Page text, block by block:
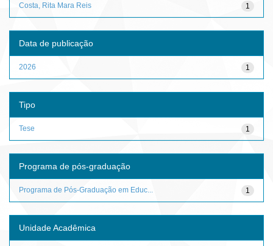
1
Costa, Rita Mara Reis
Data de publicação
1
2026
Tipo
1
Tese
Programa de pós-graduação
1
Programa de Pós-Graduação em Educ...
Unidade Acadêmica